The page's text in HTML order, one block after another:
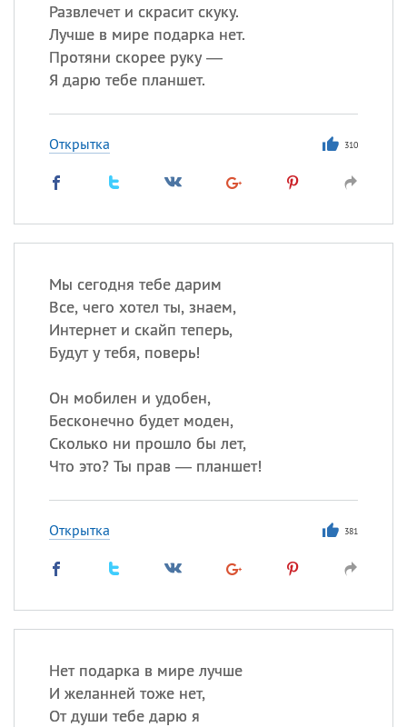
Развлечет и скрасит скуку.
Лучше в мире подарка нет.
Протяни скорее руку —
Я дарю тебе планшет.
Открытка 310
Мы сегодня тебе дарим
Все, чего хотел ты, знаем,
Интернет и скайп теперь,
Будут у тебя, поверь!
Он мобилен и удобен,
Бесконечно будет моден,
Сколько ни прошло бы лет,
Что это? Ты прав — планшет!
Открытка 381
Нет подарка в мире лучше
И желанней тоже нет,
От души тебе дарю я